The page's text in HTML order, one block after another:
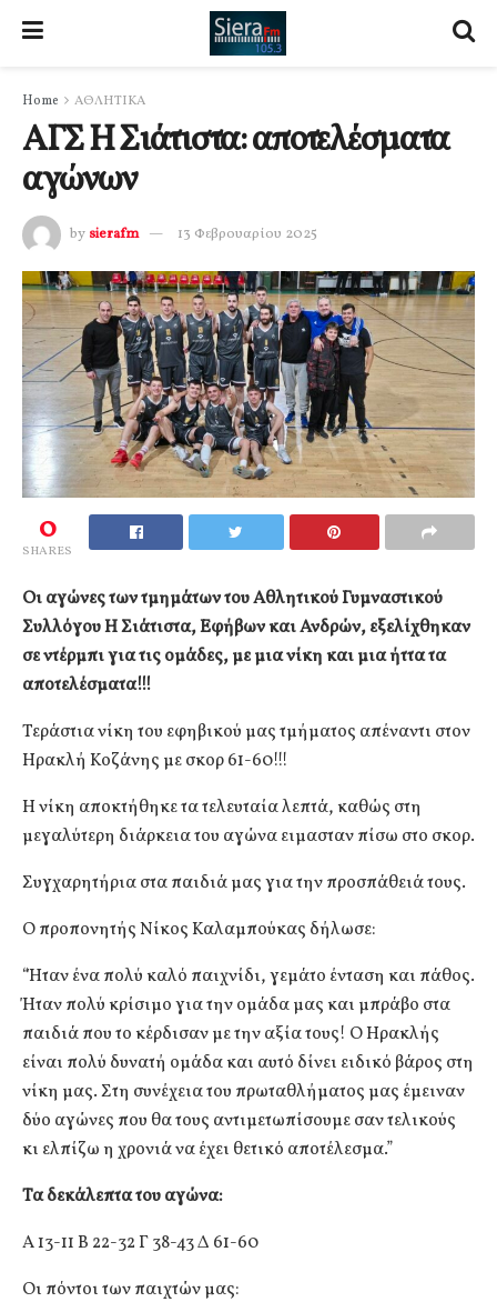
Home ΑΘΛΗΤΙΚΑ
ΑΓΣ Η Σιάτιστα: αποτελέσματα
αγώνων
by sierafm 13 Φεβρουαρίου 2025
0
SHARES
Οι αγώνες των τμημάτων του Αθλητικού Γυμναστικού
Συλλόγου Η Σιάτιστα, Εφήβων και Ανδρών, εξελίχθηκαν
σε ντέρμπι για τις ομάδες, με μια νίκη και μια ήττα τα
αποτελέσματα!!!
Τεράστια νίκη του εφηβικού μας τμήματος απέναντι στον
Ηρακλή Κοζάνης με σκορ 61-60!!!
Η νίκη αποκτήθηκε τα τελευταία λεπτά, καθώς στη
μεγαλύτερη διάρκεια του αγώνα ειμασταν πίσω στο σκορ.
Συγχαρητήρια στα παιδιά μας για την προσπάθειά τους.
Ο προπονητής Νίκος Καλαμπούκας δήλωσε:
“Ήταν ένα πολύ καλό παιχνίδι, γεμάτο ένταση και πάθος.
Ήταν πολύ κρίσιμο για την ομάδα μας και μπράβο στα
παιδιά που το κέρδισαν με την αξία τους! Ο Ηρακλής
είναι πολύ δυνατή ομάδα και αυτό δίνει ειδικό βάρος στη
νίκη μας. Στη συνέχεια του πρωταθλήματος μας έμειναν
δύο αγώνες που θα τους αντιμετωπίσουμε σαν τελικούς
κι ελπίζω η χρονιά να έχει θετικό αποτέλεσμα.”
Τα δεκάλεπτα του αγώνα:
Α 13-11 Β 22-32 Γ 38-43 Δ 61-60
Οι πόντοι των παιχτών μας: